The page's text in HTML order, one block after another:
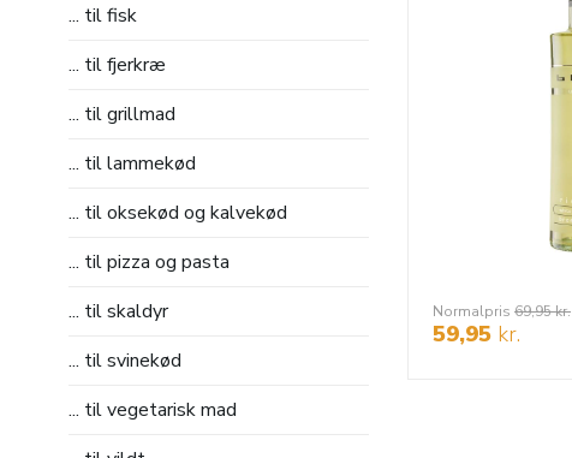
... til fisk
... til fjerkræ
... til grillmad
... til lammekød
... til oksekød og kalvekød
... til pizza og pasta
... til skaldyr
... til svinekød
... til vegetarisk mad
59,95 kr.
Normalpris 69,95kr.